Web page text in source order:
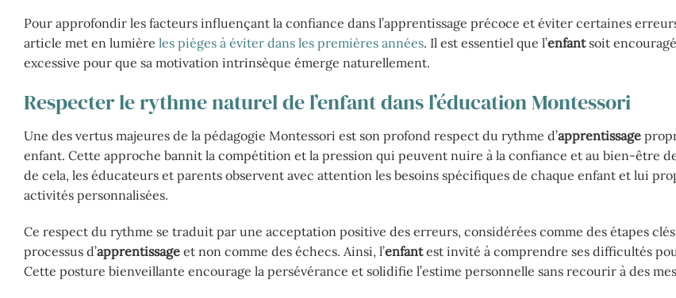
Pour approfondir les facteurs influençant la confiance dans l’apprentissage précoce et éviter certaines
article met en lumière les pièges à éviter dans les premières années. Il est essentiel que l’enfantsoit
excessive pour que sa motivation intrinsèque émerge naturellement.
Respecter le rythme naturel de l’enfant dans l’éducation Montessori
Une des vertus majeures de la pédagogie Montessori est son profond respect du rythme d’apprentissage
enfant. Cette approche bannit la compétition et la pression qui peuvent nuire à la confiance et au bien-être de
de cela, les éducateurs et parents observent avec attention les besoins spécifiques de chaque enfant et lui
activités personnalisées.
Ce respect du rythme se traduit par une acceptation positive des erreurs, considérées comme des étapes clés
processus d’apprentissage et non comme des échecs. Ainsi, l’enfantest invité à comprendre ses difficultés
Cette posture bienveillante encourage la persévérance et solidifie l’estime personnelle sans recourir à des